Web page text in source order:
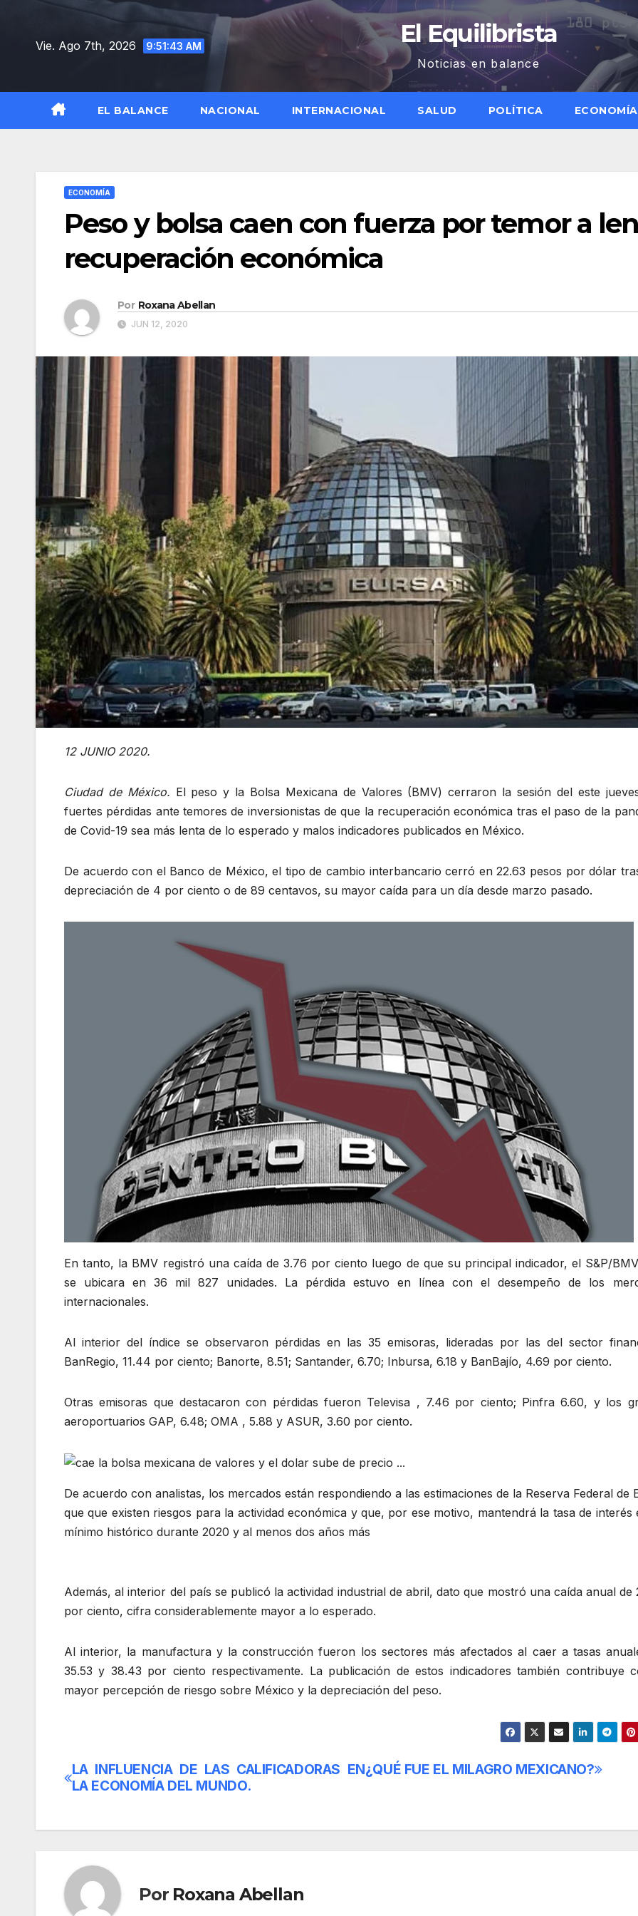
contenidoVie. Ago 7th, 2026 9:51:45 AM El Equilibrista
Noticias en balance
EL BALANCE NACIONAL INTERNACIONAL SALUD POLÍTICA ECONOMÍA
ECONOMÍA
Peso y bolsa caen con fuerza por temor a
recuperación económica
Por Roxana Abellan
JUN 12, 2020
12 JUNIO 2020.
Ciudad de México. El peso y la Bolsa Mexicana de Valores (BMV) cerraron la sesión del este
fuertes pérdidas ante temores de inversionistas de que la recuperación económica tras el paso de la
de Covid-19 sea más lenta de lo esperado y malos indicadores publicados en México.
De acuerdo con el Banco de México, el tipo de cambio interbancario cerró en 22.63 pesos por dólar
depreciación de 4 por ciento o de 89 centavos, su mayor caída para un día desde marzo pasado.
En tanto, la BMV registró una caída de 3.76 por ciento luego de que su principal indicador, el S&P/
se ubicara en 36 mil 827 unidades. La pérdida estuvo en línea con el desempeño de los
internacionales.
Al interior del índice se observaron pérdidas en las 35 emisoras, lideradas por las del sector
BanRegio, 11.44 por ciento; Banorte, 8.51; Santander, 6.70; Inbursa, 6.18 y BanBajío, 4.69 por ciento.
Otras emisoras que destacaron con pérdidas fueron Televisa , 7.46 por ciento; Pinfra 6.60, y los
aeroportuarios GAP, 6.48; OMA , 5.88 y ASUR, 3.60 por ciento.
De acuerdo con analistas, los mercados están respondiendo a las estimaciones de la Reserva Federal de
que que existen riesgos para la actividad económica y que, por ese motivo, mantendrá la tasa de interés
mínimo histórico durante 2020 y al menos dos años más
Además, al interior del país se publicó la actividad industrial de abril, dato que mostró una caída anual de
por ciento, cifra considerablemente mayor a lo esperado.
Al interior, la manufactura y la construcción fueron los sectores más afectados al caer a tasas
35.53 y 38.43 por ciento respectivamente. La publicación de estos indicadores también contribuye
mayor percepción de riesgo sobre México y la depreciación del peso.
Navegación
entradas
¿QUÉ FUE EL MILAGRO MEXICANO?
LA INFLUENCIA DE LAS CALIFICADORAS EN
LA ECONOMÍA DEL MUNDO.
Por Roxana Abellan